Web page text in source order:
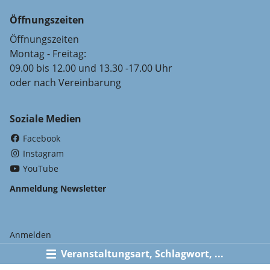
Veranstaltungsart, Schlagwort, ...
Öffnungszeiten
Öffnungszeiten
Montag - Freitag:
09.00 bis 12.00 und 13.30 -17.00 Uhr
oder nach Vereinbarung
Soziale Medien
Facebook
Instagram
YouTube
Anmeldung Newsletter
Anmelden